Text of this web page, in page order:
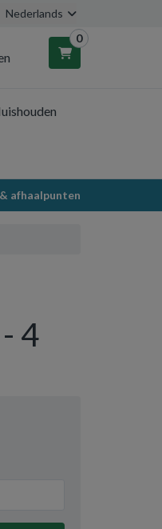
Nederlands
0
afhaalpunten
4